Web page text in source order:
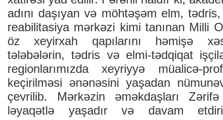
adını daşıyan və möhtəşəm elm,
reabilitasiya mərkəzi kimi tanınan Milli
öz xeyirxah qapılarını həmişə
tələbələrin, tədris və elmi-tədqiqat
regionlarımızda xeyriyyə müalicə-
keçirilməsi ənənəsini yaşadan
çevrilib. Mərkəzin əməkdaşları
ləyaqətlə yaşadır və davam